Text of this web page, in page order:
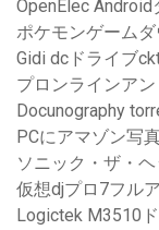
OpenElec
ポケモンゲーム
Gidi dcドライブ
プロンラインア
Docunography
PCにアマゾン写
ソニック・ザ・
仮想djプロ7フル
Logictek M3510